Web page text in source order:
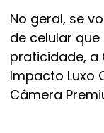
No geral, se
de celular
praticidade, a
Impacto Luxo
Câmera